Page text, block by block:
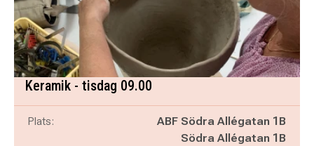
Keramik - tisdag 09.00
Plats:
ABF Södra Allégatan 1B
Södra Allégatan 1B